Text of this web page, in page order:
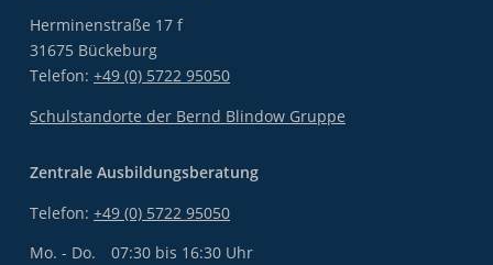
Herminenstraße 17 f
31675 Bückeburg
Telefon: +49 (0) 5722 95050
Schulstandorte der Bernd Blindow Gruppe
Zentrale Ausbildungsberatung
Telefon: +49 (0) 5722 95050
Mo. - Do.
07:30 bis 16:30 Uhr